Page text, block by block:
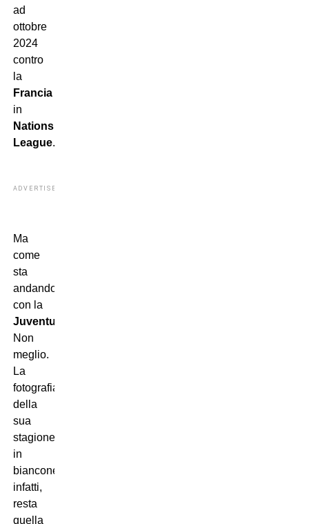
ad
ottobre
2024
contro
la
Francia
in
Nations
League.
ADVERTISEMENT
Ma
come
sta
andando
con la
Juventus
Non
meglio.
La
fotografia
della
sua
stagione
in
bianconero,
infatti,
resta
quella